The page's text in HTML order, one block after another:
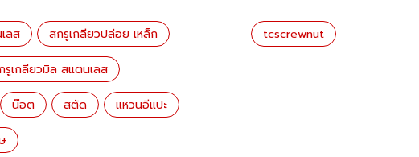
ลส สกรูเกลียวปล่อย เหล็ก
รูเกลียวมิล สแตนเลส
น๊อต สตัด แหวนอีแปะ
tcscrewnut